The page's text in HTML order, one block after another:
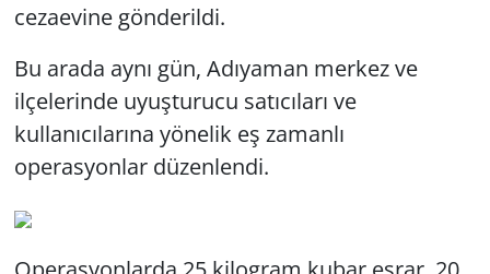
cezaevine gönderildi.
Bu arada aynı gün, Adıyaman merkez ve
ilçelerinde uyuşturucu satıcıları ve
kullanıcılarına yönelik eş zamanlı
operasyonlar düzenlendi.